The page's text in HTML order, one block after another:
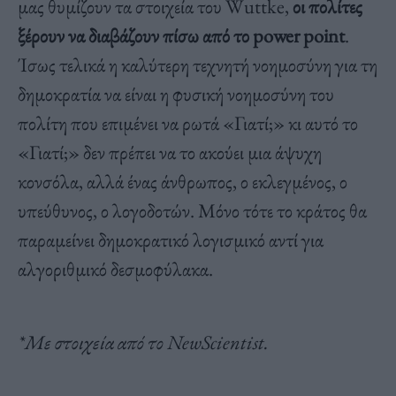
μας θυμίζουν τα στοιχεία του Wuttke, οι πολίτες
ξέρουν να διαβάζουν πίσω από το power point.
Ίσως τελικά η καλύτερη τεχνητή νοημοσύνη για τη
δημοκρατία να είναι η φυσική νοημοσύνη του
πολίτη που επιμένει να ρωτά «Γιατί;» κι αυτό το
«Γιατί;» δεν πρέπει να το ακούει μια άψυχη
κονσόλα, αλλά ένας άνθρωπος, ο εκλεγμένος, ο
υπεύθυνος, ο λογοδοτών. Μόνο τότε το κράτος θα
παραμείνει δημοκρατικό λογισμικό αντί για
αλγοριθμικό δεσμοφύλακα.
*Mε στοιχεία από το NewScientist.